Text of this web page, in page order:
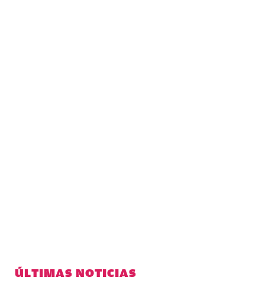
ÚLTIMAS NOTICIAS